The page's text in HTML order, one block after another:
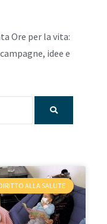
Ore per la vita:
idee e
ALLA SALUTE